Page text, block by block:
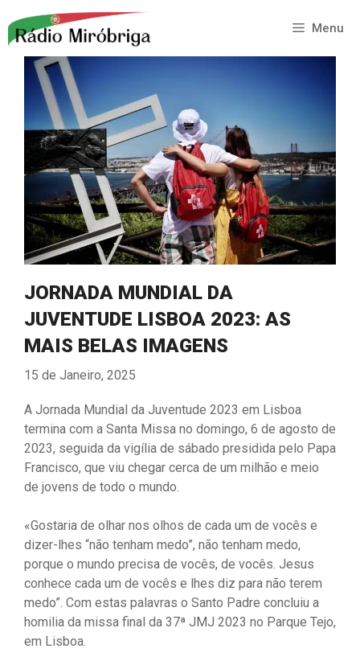
para
conteúdo
Menu
JORNADA MUNDIAL DA
JUVENTUDE LISBOA 2023: AS
MAIS BELAS IMAGENS
15 de Janeiro, 2025
A Jornada Mundial da Juventude 2023 em Lisboa
termina com a Santa Missa no domingo, 6 de agosto de
2023, seguida da vigília de sábado presidida pelo Papa
Francisco, que viu chegar cerca de um milhão e meio
de jovens de todo o mundo.
«Gostaria de olhar nos olhos de cada um de vocês e
dizer-lhes “não tenham medo”, não tenham medo,
porque o mundo precisa de vocês, de vocês. Jesus
conhece cada um de vocês e lhes diz para não terem
medo”. Com estas palavras o Santo Padre concluiu a
homilia da missa final da 37ª JMJ 2023 no Parque Tejo,
em Lisboa.